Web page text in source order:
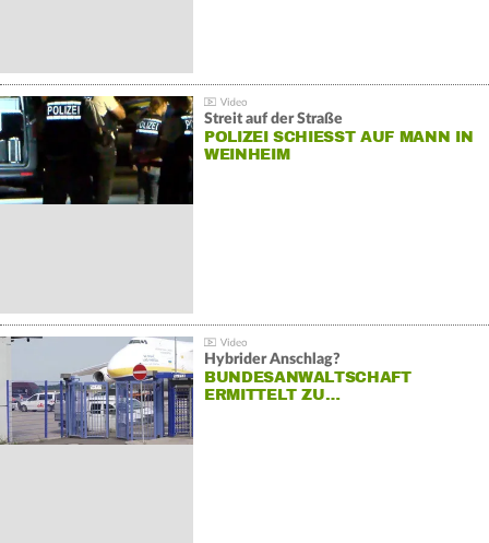
Streit auf der Straße
POLIZEI SCHIESST AUF MANN IN W
EINHEIM
Hybrider Anschlag?
BUNDESANWALTSCHAFT
ERMITTELT ZU…